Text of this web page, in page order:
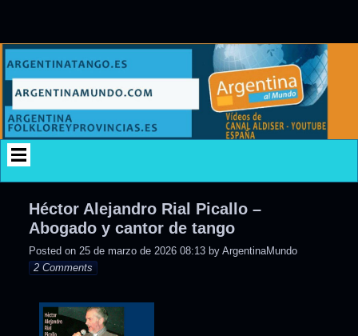
content
Héctor Alejandro Rial Picallo –
Abogado y cantor de tango
Posted on 25 de marzo de 2026 08:13 by ArgentinaMundo
2 Comments